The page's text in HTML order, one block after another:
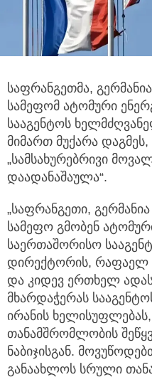
საფრანგეთმა,
სამეფომ ატომური
სააგენტოს
მიმართ მუქარა
„სამსახურებრივი
დაადანაშაულა“.
„საფრანგეთი,
სამეფო გმობენ
საერთაშორისო
დირექტორის, რაფაელ
და კიდევ ერთხელ
მხარდაჭერას
ირანის ხელისუფლებას,
თანამშრომლობის
ნაბიჯისგან.
განაახლოს სრული